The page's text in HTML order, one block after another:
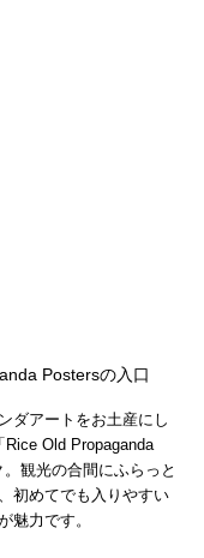
Postersの入口
ダアートをお土産にし
Rice Old Propaganda
観光の合間にふらっと
初めてでも入りやすい
魅力です。